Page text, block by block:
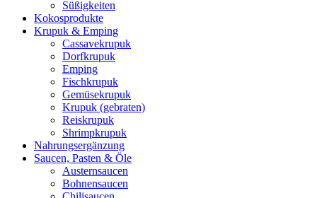
Süßigkeiten
Kokosprodukte
Krupuk & Emping
Cassavekrupuk
Dorfkrupuk
Emping
Fischkrupuk
Gemüsekrupuk
Krupuk (gebraten)
Reiskrupuk
Shrimpkrupuk
Nahrungsergänzung
Saucen, Pasten & Öle
Austernsaucen
Bohnensaucen